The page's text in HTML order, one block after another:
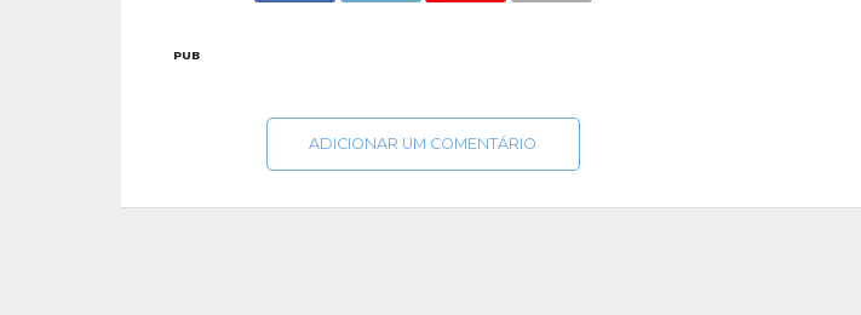
PUB
ADICIONAR UM COMENTÁRIO